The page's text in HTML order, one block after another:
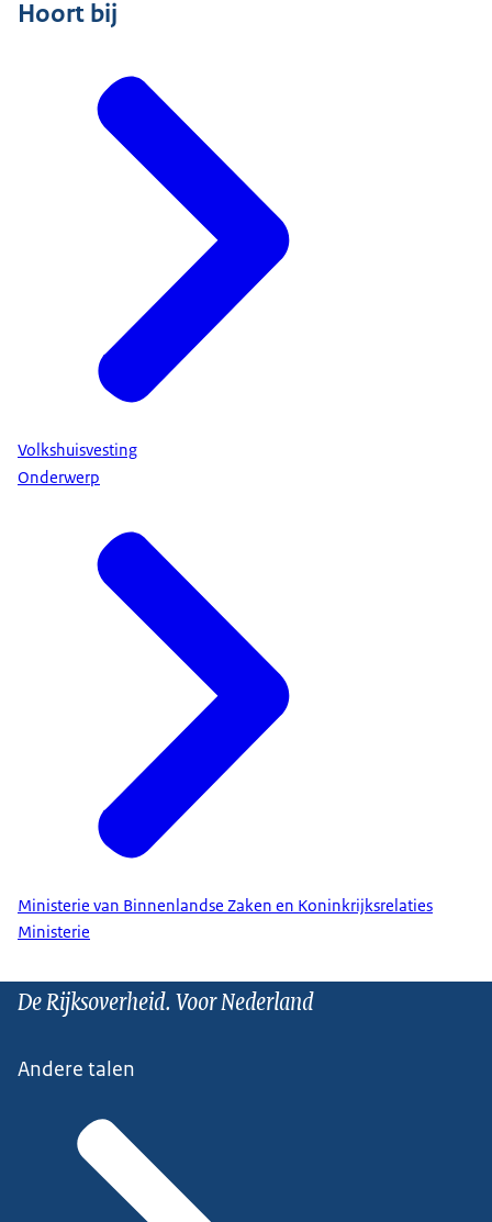
Hoort bij
Volkshuisvesting
Onderwerp
Ministerie van Binnenlandse Zaken en Koninkrijksrelaties
Ministerie
De Rijksoverheid. Voor Nederland
Andere talen